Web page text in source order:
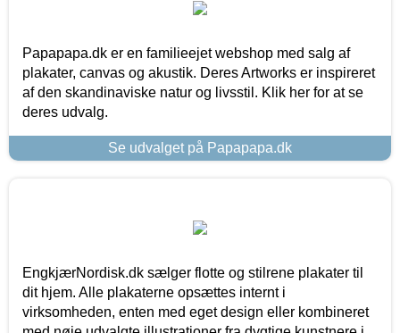
Papapapa.dk er en familieejet webshop med salg af
plakater, canvas og akustik. Deres Artworks er inspireret
af den skandinaviske natur og livsstil. Klik her for at se
deres udvalg.
Se udvalget på Papapapa.dk
EngkjærNordisk.dk sælger flotte og stilrene plakater til
dit hjem. Alle plakaterne opsættes internt i
virksomheden, enten med eget design eller kombineret